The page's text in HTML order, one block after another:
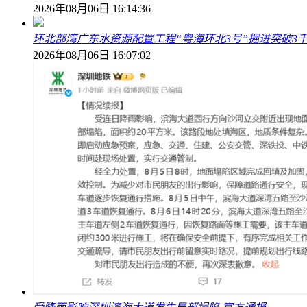
2026年08月06日 16:14:36
环北部湾广东水资源配置工程“粤海环北3号”掘进突破3
2026年08月06日 16:07:02